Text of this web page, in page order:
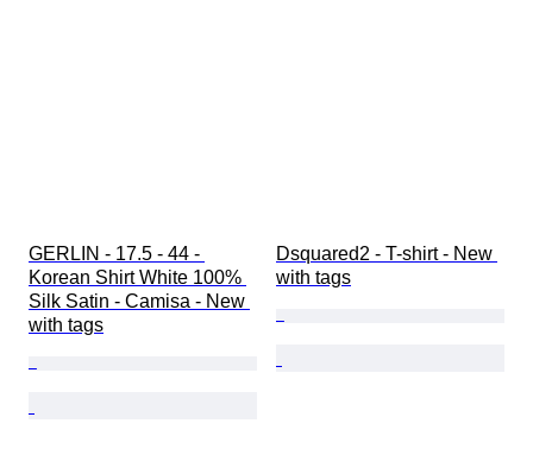
GERLIN - 17.5 - 44 -
Korean Shirt White 100%
Silk Satin - Camisa - New
with tags
Dsquared2 - T-shirt - New
with tags